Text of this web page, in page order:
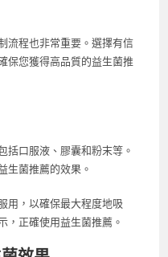
流程也非常重要。選擇有信
保您獲得高品質的益生菌推
括口服液、膠囊和粉末等。
生菌推薦的效果。
用，以確保最大程度地吸
，正確使用益生菌推薦。